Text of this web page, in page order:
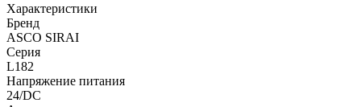
Характеристики
Бренд
ASCO SIRAI
Серия
L182
Напряжение питания
24/DC